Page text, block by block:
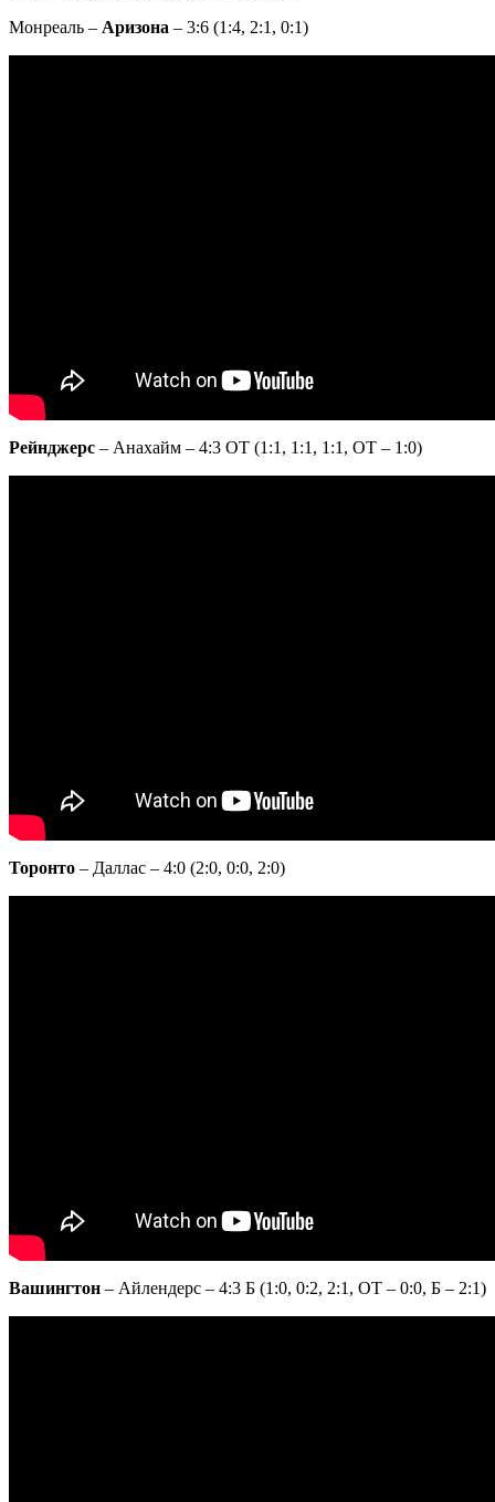
Монреаль – Аризона – 3:6 (1:4, 2:1, 0:1)
Рейнджерс – Анахайм – 4:3 ОТ (1:1, 1:1, 1:1, ОТ – 1:0)
Торонто – Даллас – 4:0 (2:0, 0:0, 2:0)
Вашингтон – Айлендерс – 4:3 Б (1:0, 0:2, 2:1, ОТ – 0:0, Б – 2:1)